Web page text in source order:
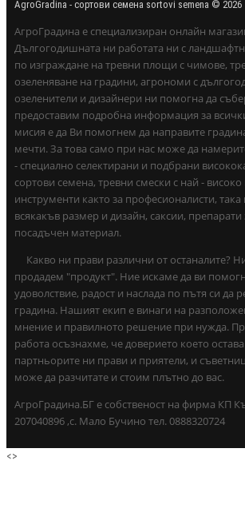
AgroGradina - сортови семена sortovi semena © 2026
АгроГрадина е специализиран онлайн
Дългогодишната ни работата ни с
по изграждане на тревни площи с чимове,
озеленяване на градини, агрономи с
озеленители и дизайнери ни помогна да
предоставим подробна информация за
мисия е да Ви помогнем да направите
мечти. За това само при нас може да
- специално селектирани и подбрани
сортови семена, тревни смески с най - високо
инструменти както за професионалисти,
всякакъв размер и дизайн, саксии, препарати
посадъчен материал.
Какво ни прави различни от останалите?
продадем "продукт". Ние искаме да ви
удоволствие, радост и наслада по пътя си да
градина. Нашият екип е винаги на
мнение и правилното решение при нужда.
работа осъзнахме, че доверието което
партньорите ни прави и приятели, и
може да разчитате и стоим плътно до вас.
АгроГрадина.БГ е собственост на фирма КП
207040896 ,с. Мало Бучино тел. 0888320724
<>